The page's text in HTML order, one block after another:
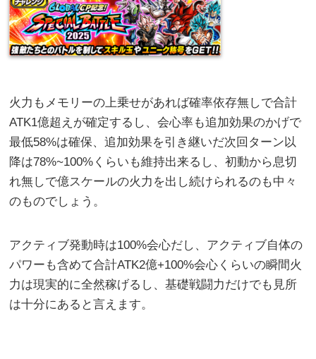
火力もメモリーの上乗せがあれば確率依存無しで合計
ATK1億超えが確定するし、会心率も追加効果のかげで
最低58%は確保、追加効果を引き継いだ次回ターン以
降は78%~100%くらいも維持出来るし、初動から息切
れ無しで億スケールの火力を出し続けられるのも中々
のものでしょう。
アクティブ発動時は100%会心だし、アクティブ自体の
パワーも含めて合計ATK2億+100%会心くらいの瞬間火
力は現実的に全然稼げるし、基礎戦闘力だけでも見所
は十分にあると言えます。